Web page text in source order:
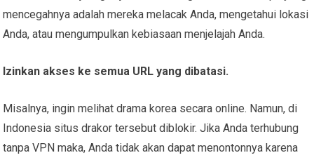
mencegahnya adalah mereka melacak Anda, mengetahui lokasi
Anda, atau mengumpulkan kebiasaan menjelajah Anda.
Izinkan akses ke semua URL yang dibatasi.
Misalnya, ingin melihat drama korea secara online. Namun, di
Indonesia situs drakor tersebut diblokir. Jika Anda terhubung
tanpa VPN maka, Anda tidak akan dapat menontonnya karena